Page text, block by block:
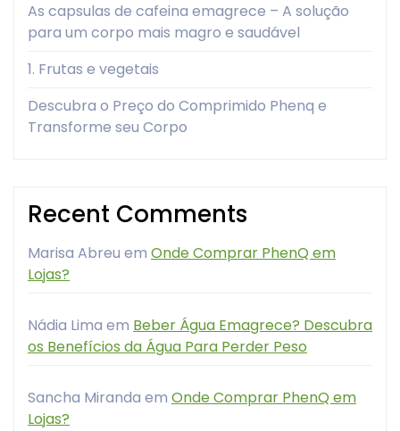
As capsulas de cafeina emagrece – A solução
para um corpo mais magro e saudável
1. Frutas e vegetais
Descubra o Preço do Comprimido Phenq e
Transforme seu Corpo
Recent Comments
Marisa Abreu em Onde Comprar PhenQ em
Lojas?
Nádia Lima em Beber Água Emagrece? Descubra
os Benefícios da Água Para Perder Peso
Sancha Miranda em Onde Comprar PhenQ em
Lojas?